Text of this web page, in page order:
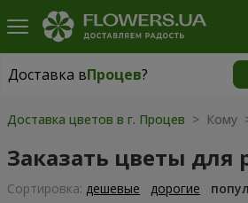
Доставка вПроцев?
Доставка вПроцев|
Доставка цветов в г. Процев > Кому
Заказать цветы для
Cортировка: дешевые дорогие